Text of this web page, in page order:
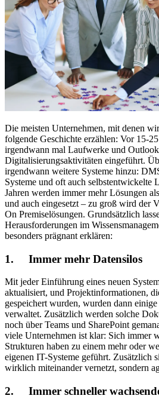
Die meisten Unternehmen, mit denen
folgende Geschichte erzählen: Vor 15-
irgendwann mal Laufwerke und Outlook
Digitalisierungsaktivitäten eingeführt.
irgendwann weitere Systeme hinzu:
Systeme und oft auch selbstentwickelte
Jahren werden immer mehr Lösungen
und auch eingesetzt – zu groß wird der
On Premiselösungen. Grundsätzlich
Herausforderungen im
besonders prägnant erklären:
1. Immer mehr Datensilos
Mit jeder Einführung eines neuen
aktualisiert, und Projektinformationen,
gespeichert wurden, wurden dann
verwaltet. Zusätzlich werden solche
noch über Teams und SharePoint
viele Unternehmen ist klar: Sich immer
Strukturen haben zu einem mehr oder
eigenen IT-Systeme geführt. Zusätzlich
wirklich miteinander vernetzt, sondern
2. Immer schneller